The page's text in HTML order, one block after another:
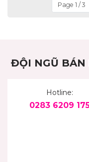
Page 1 / 3
ĐỘI NGŨ BÁN
Hotline:
0283 6209